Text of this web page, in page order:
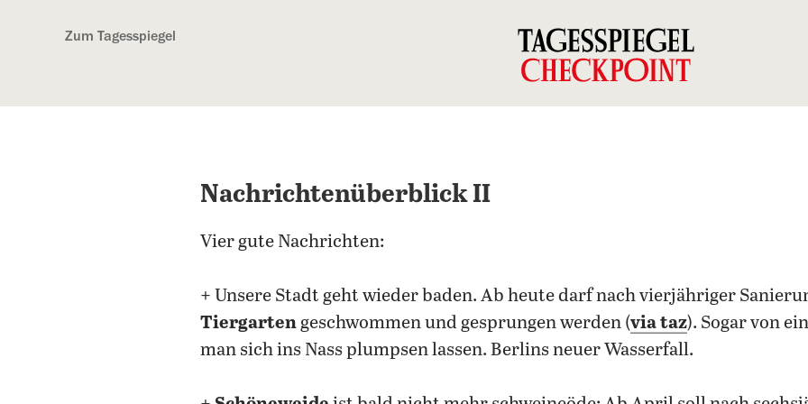
Zum Tagesspiegel
Nachrichtenüberblick II
Vier gute Nachrichten:
+ Unsere Stadt geht wieder baden. Ab heute darf nach vierjähriger
Tiergarten geschwommen und gesprungen werden (via taz). Sogar von
man sich ins Nass plumpsen lassen. Berlins neuer Wasserfall.